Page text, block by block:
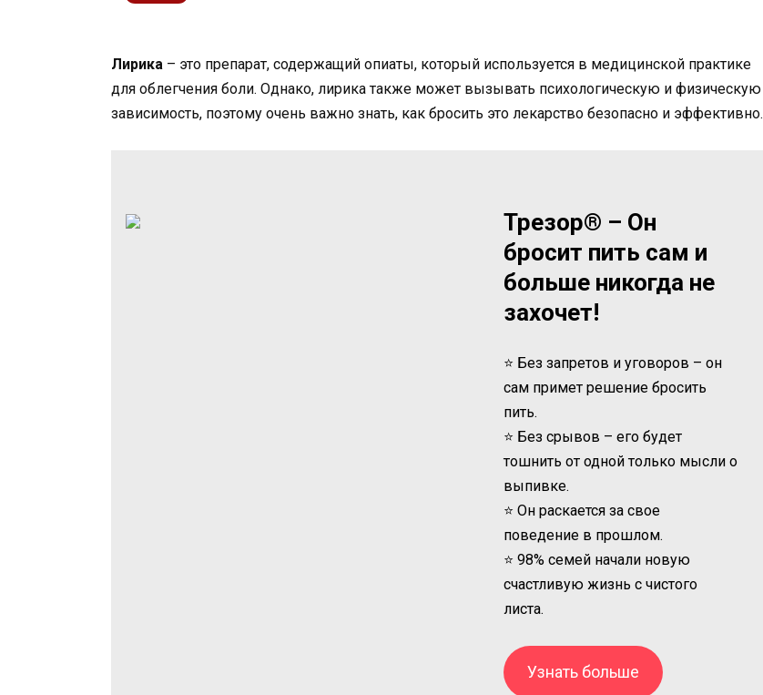
Лирика – это препарат, содержащий опиаты, который используется в медицинской практике
для облегчения боли. Однако, лирика также может вызывать психологическую и физическую
зависимость, поэтому очень важно знать, как бросить это лекарство безопасно и эффективно.
Трезор® – Он
бросит пить сам и
больше никогда не
захочет!
⭐ Без запретов и уговоров – он
сам примет решение бросить
пить.
⭐ Без срывов – его будет
тошнить от одной только мысли о
выпивке.
⭐ Он раскается за свое
поведение в прошлом.
⭐ 98% семей начали новую
счастливую жизнь с чистого
листа.
Узнать больше